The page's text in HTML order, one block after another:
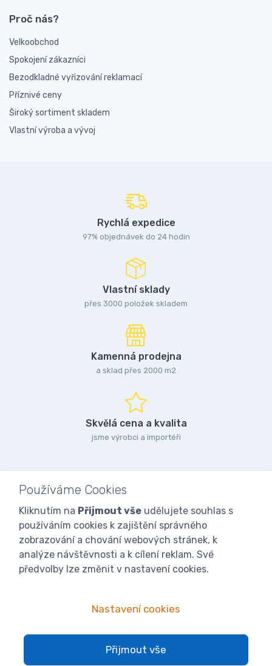
Proč nás?
Velkoobchod
Spokojení zákazníci
Bezodkladné vyřizování reklamací
Příznivé ceny
Široký sortiment skladem
Vlastní výroba a vývoj
Rychlá expedice
97% objednávek do 24 hodin
Vlastní sklady
přes 3000 položek skladem
Kamenná prodejna
a sklad přes 2000 m2
Skvělá cena a kvalita
jsme výrobci a importéři
fanoušky: Včelařské potřeby - www.ivcelarstvi.cz
Používáme Cookies
Kliknutím na Přijmout vše udělujete souhlas s
používáním cookies k zajištění správného
zobrazování a chování webových stránek, k
analýze návštěvnosti a k cílení reklam. Své
předvolby lze změnit v nastavení cookies.
Nastavení cookies
Přijmout vše